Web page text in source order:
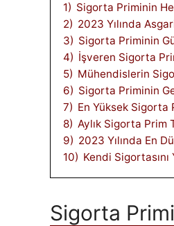
1) Sigorta Priminin
2) 2023 Yılında
3) Sigorta Priminin
4) İşveren Sigorta
5) Mühendislerin
6) Sigorta Priminin
7) En Yüksek Sigorta
8) Aylık Sigorta Prim
9) 2023 Yılında En
10) Kendi Sigortasını
Sigorta